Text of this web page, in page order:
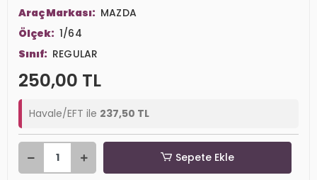
Araç Markası: MAZDA
Ölçek: 1/64
Sınıf: REGULAR
250,00 TL
Havale/EFT ile 237,50 TL
Sepete Ekle